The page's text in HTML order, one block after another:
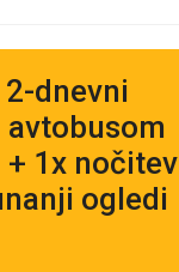
2-dnevni
1x nočitev
ogledi